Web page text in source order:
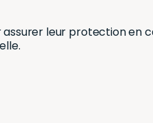
barres et codes QRleur protection en